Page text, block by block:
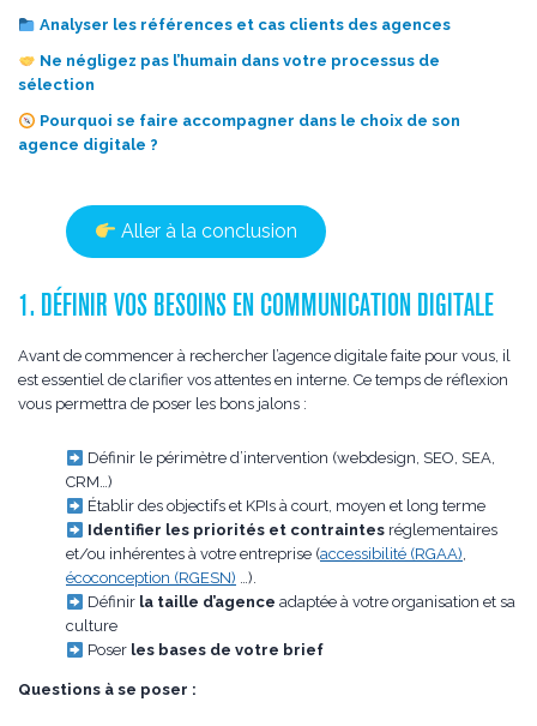
Analyser les références et cas clients des agences
Ne négligez pas l’humain dans votre processus de
sélection
Pourquoi se faire accompagner dans le choix de son
agence digitale ?
Aller à la conclusion
1. DÉFINIR VOS BESOINS EN COMMUNICATION DIGITALE
Avant de commencer à rechercher l’agence digitale faite pour vous, il
est essentiel de clarifier vos attentes en interne. Ce temps de réflexion
vous permettra de poser les bons jalons :
Définir le périmètre d’intervention (webdesign, SEO, SEA,
CRM…)
Établir des objectifs et KPIs à court, moyen et long terme
Identifier les priorités et contraintesréglementaires
et/ou inhérentes à votre entreprise (accessibilité (RGAA),
écoconception (RGESN) …).
Définir la taille d’agence adaptée à votre organisation et sa
culture
Poser les bases de votre brief
Questions à se poser :